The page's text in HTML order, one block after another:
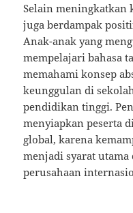
Selain
juga berdampak
Anak-anak yang
mempelajari bahasa
memahami konsep
keunggulan di
pendidikan tinggi.
menyiapkan peserta
global, karena
menjadi syarat
perusahaan